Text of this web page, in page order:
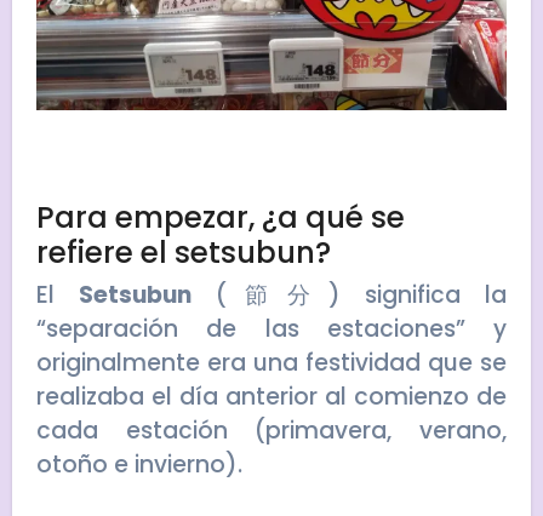
Para empezar, ¿a qué se
refiere el setsubun?
El Setsubun(節分) significa la
“separación de las estaciones” y
originalmente era una festividad que se
realizaba el día anterior al comienzo de
cada estación (primavera, verano,
otoño e invierno).